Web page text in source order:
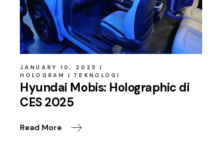
JANUARY 10, 2025
HOLOGRAM
TEKNOLOGI
Hyundai Mobis: Holographic di
CES 2025
Read More